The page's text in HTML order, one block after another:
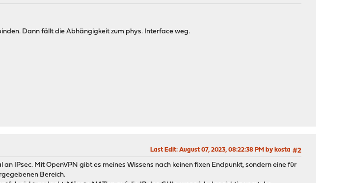
Dann fällt die Abhängigkeit zum phys. Interface weg.
#2
Last Edit: August 07, 2023, 08:22:38 PM by kosta
IPsec. Mit OpenVPN gibt es meines Wissens nach keinen fixen Endpunkt, sondern eine für
Bereich.